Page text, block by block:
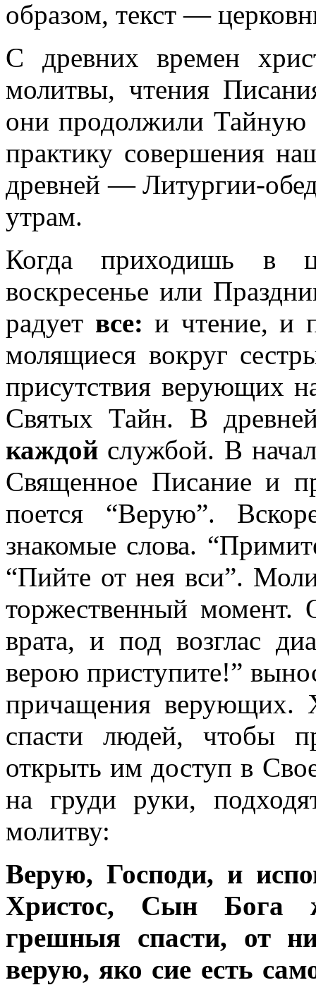
образом, текст —
С древних времен
молитвы, чтения
они продолжили Тайную
практику совершения
древней — Литургии-
утрам.
Когда приходишь в
воскресенье или
радует все: и чтение, и
молящиеся вокруг
присутствия верующих
Святых Тайн. В
каждой службой. В
Священное Писание и
поется “Верую”.
знакомые слова.
“Пийте от нея вси”.
торжественный момент.
врата, и под возглас
верою приступите!”
причащения верующих.
спасти людей, чтобы
открыть им доступ в
на груди руки,
молитву:
Верую, Господи, и
Христос, Сын Бога
грешныя спасти, от
верую, яко сие есть